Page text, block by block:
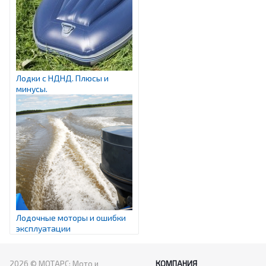
Лодки с НДНД. Плюсы и
минусы.
Лодочные моторы и ошибки
эксплуатации
2026 © МОТАРС: Мото и КОМПАНИЯ